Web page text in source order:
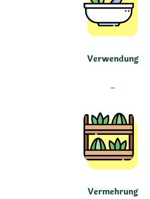
Verwendung
–
Vermehrung